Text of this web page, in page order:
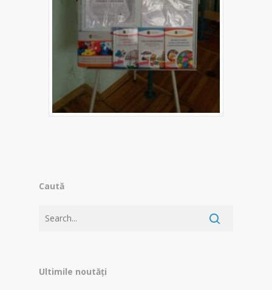
Caută
Ultimile noutăți